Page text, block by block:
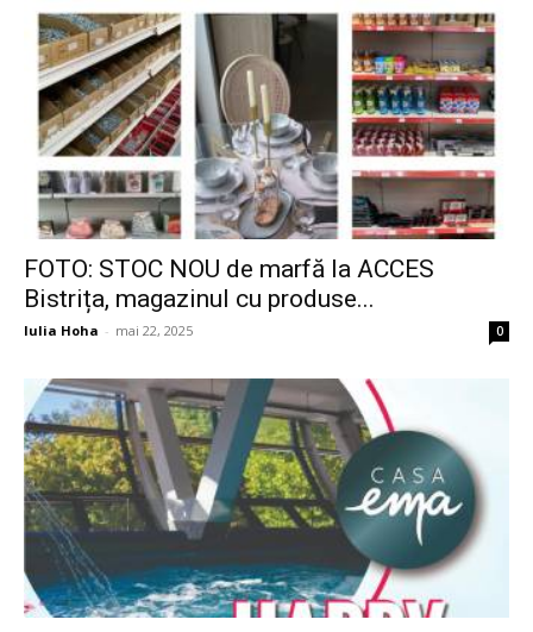
FOTO: STOC NOU de marfă la ACCES
Bistrița, magazinul cu produse...
Iulia Hoha - mai 22, 2025 0